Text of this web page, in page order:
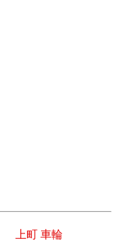
上町 車輪